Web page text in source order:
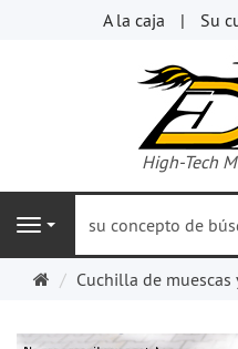
A la caja Su
High-Tech
Navigation
PáginaCuchilla de muescas